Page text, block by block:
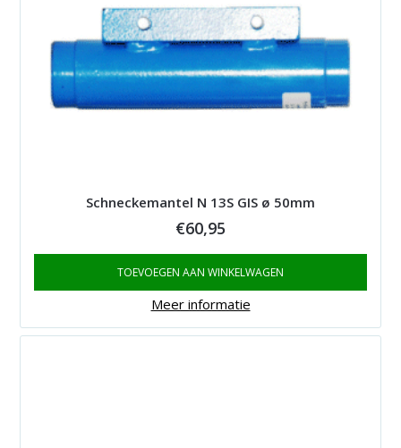
Schneckemantel N 13S GIS ø 50mm
€60,95
TOEVOEGEN AAN WINKELWAGEN
Meer informatie